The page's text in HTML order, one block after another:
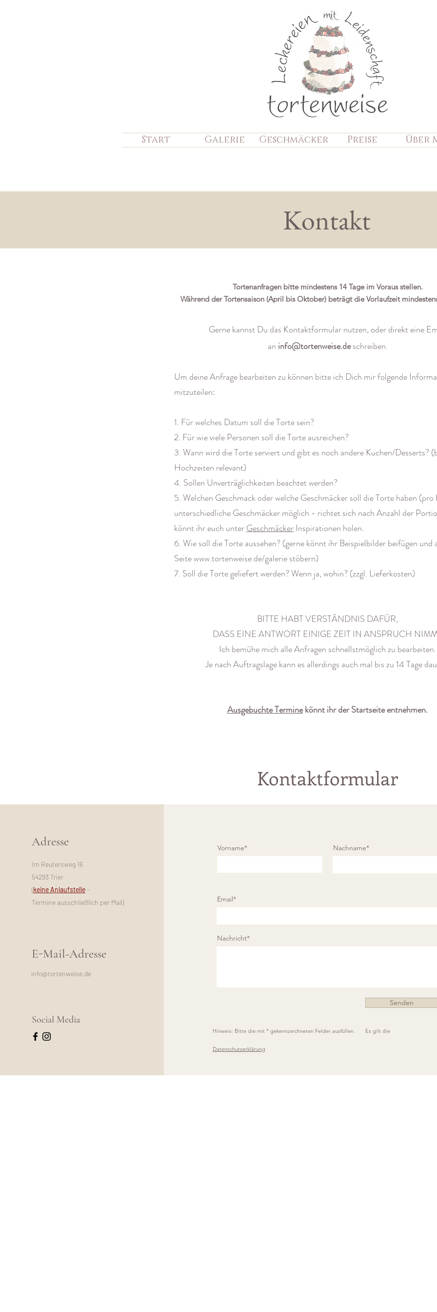
Start Galerie Geschmäcker Preise Über
Kontakt
Tortenanfragen bitte mindestens 14 Tage im Voraus stellen.
Während der Tortensaison (April bis Oktober) beträgt die Vorlaufzeit
Gerne kannst Du das Kontaktformular nutzen, oder direkt eine
an info@tortenweise.de schreiben.
Um deine Anfrage bearbeiten zu können bitte ich Dich mir folgende
mitzuteilen:
1. Für welches Datum soll die Torte sein?
2. Für wie viele Personen soll die Torte ausreichen?
3. Wann wird die Torte serviert und gibt es noch andere Kuchen/Desserts?
Hochzeiten relevant)
4. Sollen Unverträglichkeiten beachtet werden?
5. Welchen Geschmack oder welche Geschmäcker soll die Torte haben (pro
unterschiedliche Geschmäcker möglich - richtet sich nach Anzahl der
könnt ihr euch unterGeschmäcker Inspirationen holen.
6. Wie soll die Torte aussehen? (gerne könnt ihr Beispielbilder beifügen und
Seite www.tortenweise.de/galerie stöbern)
7. Soll die Torte geliefert werden? Wenn ja, wohin? (zzgl. Lieferkosten)
BITTE HABT VERSTÄNDNIS DAFÜR,
DASS EINE ANTWORT EINIGE ZEIT IN ANSPRUCH
Ich bemühe mich alle Anfragen schnellstmöglich zu bearbeiten.
Je nach Auftragslage kann es allerdings auch mal bis zu 14 Tage
Ausgebuchte Terminekönnt ihr der Startseite entnehmen.
Kontaktformular
Adresse
Im Reutersweg 16
54293 Trier
(keine Anlaufstelle-
Termine ausschließlich per Mail)
E-Mail-Adresse
info@tortenweise.de
Social Media
Vorname* Nachname*
Email*
Nachricht*
Senden
Hinweis: Bitte die mit * gekennzeichneten Felder ausfüllen. Es gilt die
Datenschutzerklärung